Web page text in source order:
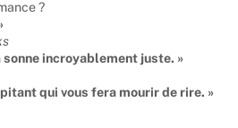
?
incroyablement juste. »
qui vous fera mourir de rire. »